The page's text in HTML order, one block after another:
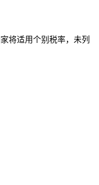
将适用个别税率，未列